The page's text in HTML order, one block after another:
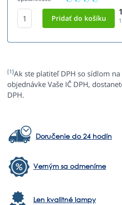
[1]Ak ste platiteľ DPH so sídlom
objednávke Vaše IČ DPH,
DPH.
Doručenie do 24 hodín
Verným sa odmeníme
Len kvalitné lampy